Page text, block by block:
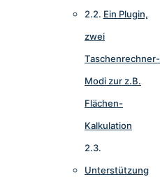
Ein Plugin,
zwei
Taschenrechner-
Modi zur z.B.
Flächen-
Kalkulation
Unterstützung